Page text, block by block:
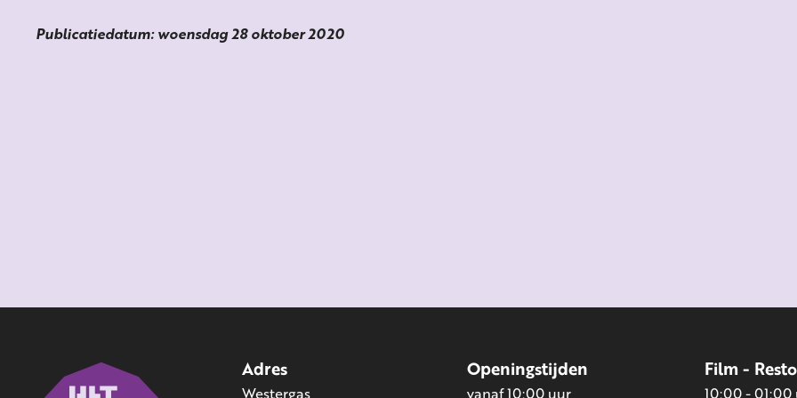
Publicatiedatum: woensdag 28 oktober 2020
Adres
Westergas
Openingstijden
vanaf 10:00 uur
Film -
10:00 - 01:00